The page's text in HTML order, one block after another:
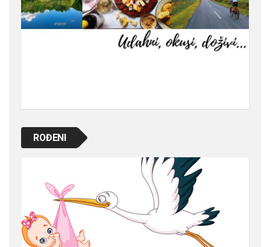
ROĐENI